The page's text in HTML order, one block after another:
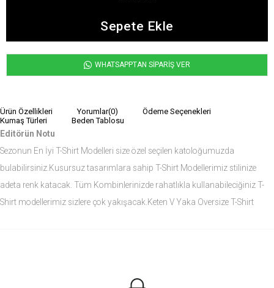
WHATSAPPTAN SİPARİŞ VER
Ürün Özellikleri Yorumlar(0)
Ödeme Seçenekleri
Kumaş Türleri
Beden Tablosu
Editörün Notu
Sezonun En İyi T-Shirt Modelleri size özel seçilen katoloğumuzda
bulabilirsiniz.Kusursuz tasarımlara sahip T-Shirt Modellerimiz stilinize
adeta renk katacak. Tüm Kombinlerinizde rahatlıkla kullanabileciğiniz T-
Shirt modellerimiz sizlere çok yakışacak.Keten V Yaka Oversize T-Shirt